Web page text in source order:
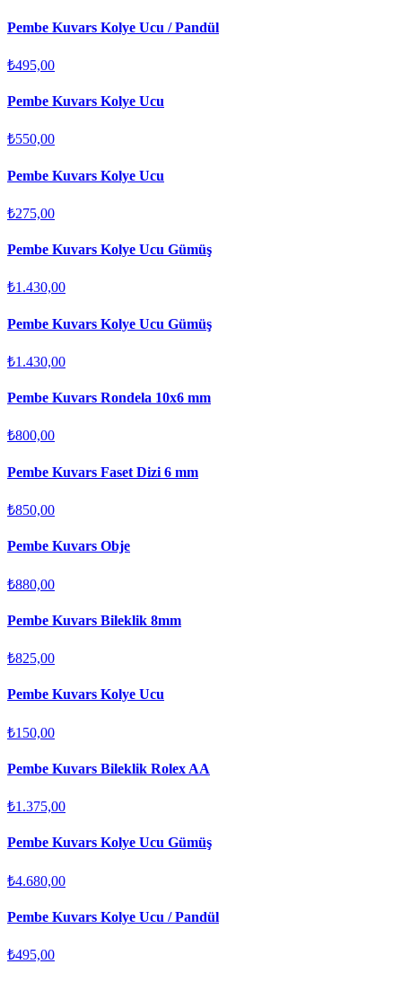
Pembe Kuvars Kolye Ucu / Pandül
₺495,00
Pembe Kuvars Kolye Ucu
₺550,00
Pembe Kuvars Kolye Ucu
₺275,00
Pembe Kuvars Kolye Ucu Gümüş
₺1.430,00
Pembe Kuvars Kolye Ucu Gümüş
₺1.430,00
Pembe Kuvars Rondela 10x6 mm
₺800,00
Pembe Kuvars Faset Dizi 6 mm
₺850,00
Pembe Kuvars Obje
₺880,00
Pembe Kuvars Bileklik 8mm
₺825,00
Pembe Kuvars Kolye Ucu
₺150,00
Pembe Kuvars Bileklik Rolex AA
₺1.375,00
Pembe Kuvars Kolye Ucu Gümüş
₺4.680,00
Pembe Kuvars Kolye Ucu / Pandül
₺495,00